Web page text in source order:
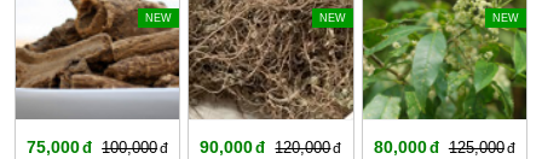
NEW
75,000
100,000
NEW
90,000
120,000
NEW
80,000
125,000